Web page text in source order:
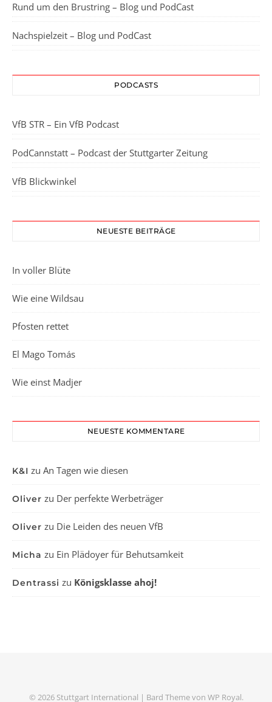
Rund um den Brustring – Blog und PodCast
Nachspielzeit – Blog und PodCast
PODCASTS
VfB STR – Ein VfB Podcast
PodCannstatt – Podcast der Stuttgarter Zeitung
VfB Blickwinkel
NEUESTE BEITRÄGE
In voller Blüte
Wie eine Wildsau
Pfosten rettet
El Mago Tomás
Wie einst Madjer
NEUESTE KOMMENTARE
K&I zu An Tagen wie diesen
Oliver zu Der perfekte Werbeträger
Oliver zu Die Leiden des neuen VfB
Micha zu Ein Plädoyer für Behutsamkeit
Dentrassi zu Königsklasse ahoj!
© 2026 Stuttgart International | Bard Theme von WP Royal.